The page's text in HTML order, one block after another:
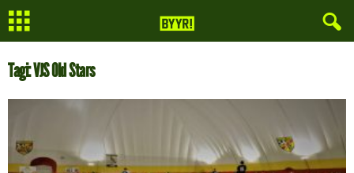
Tagi: VJS Old Stars